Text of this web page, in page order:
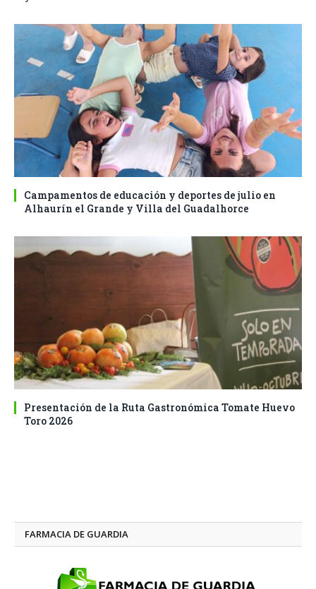
Campamentos de educación y deportes de julio en
Alhaurín el Grande y Villa del Guadalhorce
Presentación de la Ruta Gastronómica Tomate Huevo
Toro 2026
FARMACIA DE GUARDIA